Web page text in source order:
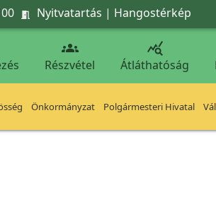
 Nyitvatartás | Hangostérkép

Részvétel

Átláthatóság
Önkormányzat Polgármesteri Hivatal